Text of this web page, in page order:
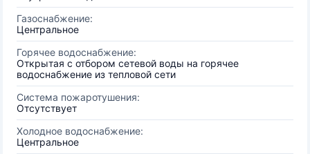
Газоснабжение:
Центральное
Горячее водоснабжение:
Открытая с отбором сетевой воды на горячее
водоснабжение из тепловой сети
Система пожаротушения:
Отсутствует
Холодное водоснабжение:
Центральное